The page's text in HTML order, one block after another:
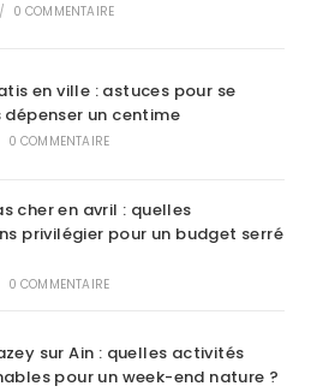
/ 0 COMMENTAIRE
en ville : astuces pour se
dépenser un centime
0 COMMENTAIRE
cher en avril : quelles
privilégier pour un budget serré
0 COMMENTAIRE
sur Ain : quelles activités
pour un week-end nature ?